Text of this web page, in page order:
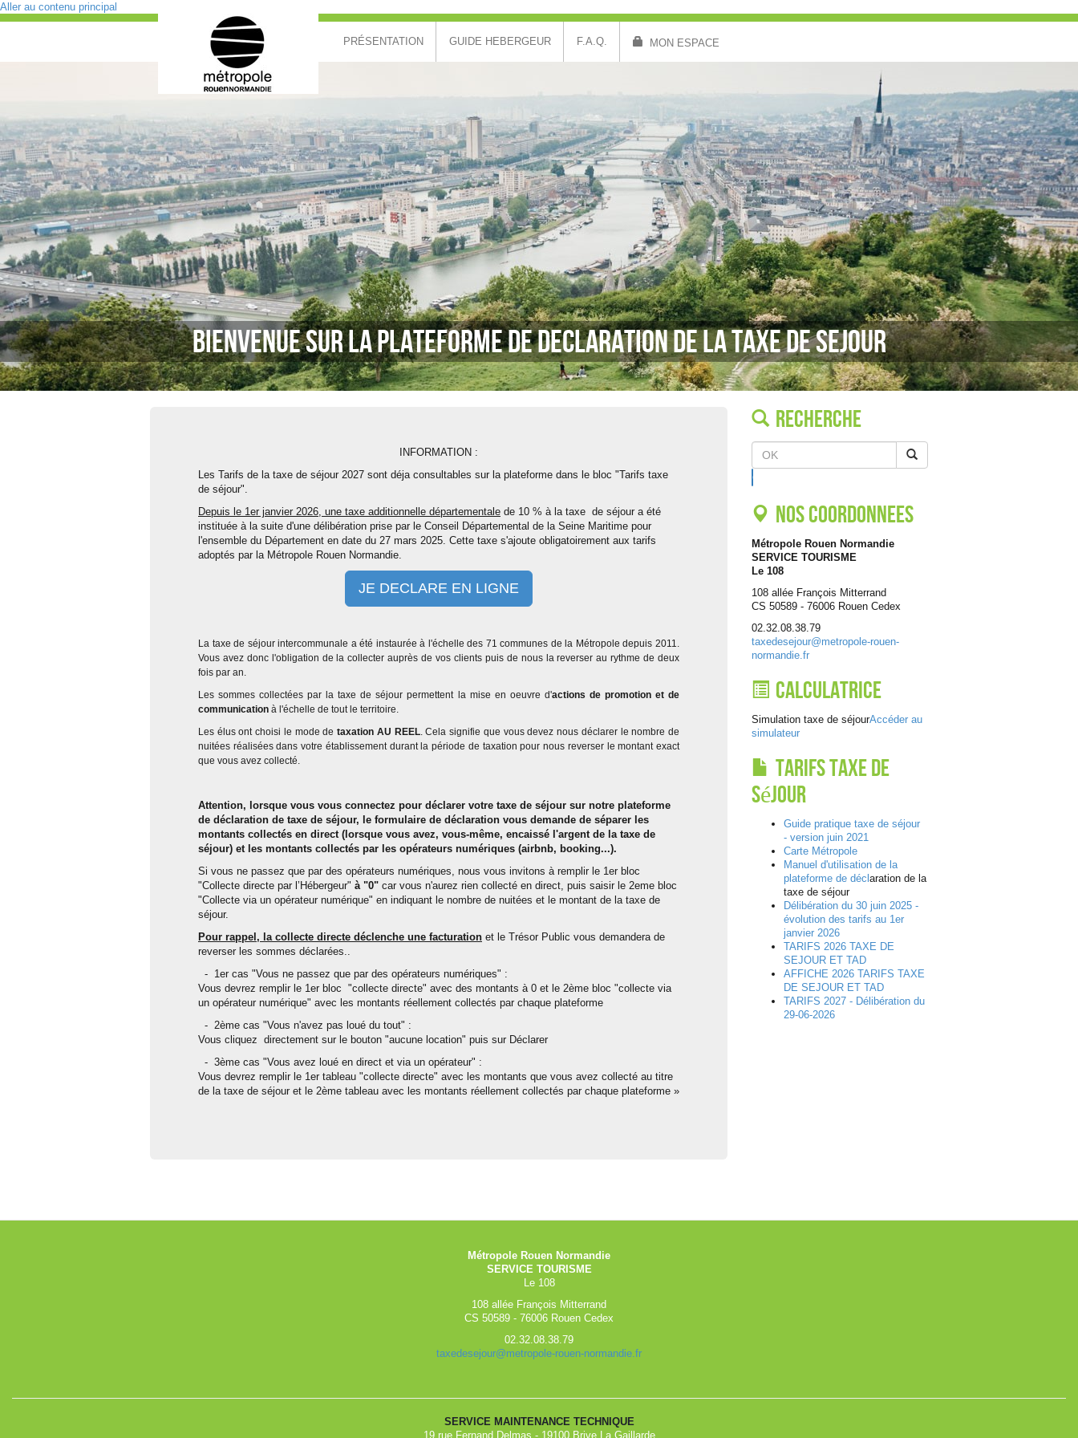
Aller au contenu principal
PRÉSENTATION GUIDE HEBERGEUR F.A.Q. MON ESPACE
BIENVENUE SUR LA PLATEFORME DE DECLARATION DE LA TAXE DE SEJOUR
INFORMATION :
Les Tarifs de la taxe de séjour 2027 sont déja consultables sur la plateforme dans le bloc "Tarifs taxe
de séjour".
Depuis le 1er janvier 2026, une taxe additionnelle départementale de 10 % à la taxe de séjour a été
instituée à la suite d'une délibération prise par le Conseil Départemental de la Seine Maritime pour
l'ensemble du Département en date du 27 mars 2025. Cette taxe s'ajoute obligatoirement aux tarifs
adoptés par la Métropole Rouen Normandie.
JE DECLARE EN LIGNE
La taxe de séjour intercommunale a été instaurée à l'échelle des 71 communes de la Métropole depuis 2011.
Vous avez donc l'obligation de la collecter auprès de vos clients puis de nous la reverser au rythme de deux
fois par an.
Les sommes collectées par la taxe de séjour permettent la mise en oeuvre d'actions de promotion et de
communication à l'échelle de tout le territoire.
Les élus ont choisi le mode detaxation AU REEL. Cela signifie que vous devez nous déclarer le nombre de
nuitées réalisées dans votre établissement durant la période de taxation pour nous reverser le montant exact
que vous avez collecté.
Attention, lorsque vous vous connectez pour déclarer votre taxe de séjour sur notre plateforme
de déclaration de taxe de séjour, le formulaire de déclaration vous demande de séparer les
montants collectés en direct (lorsque vous avez, vous-même, encaissé l'argent de la taxe de
séjour) et les montants collectés par les opérateurs numériques (airbnb, booking...).
Si vous ne passez que par des opérateurs numériques, nous vous invitons à remplir le 1er bloc
"Collecte directe par l’Hébergeur" à "0" car vous n'aurez rien collecté en direct, puis saisir le 2eme bloc
"Collecte via un opérateur numérique" en indiquant le nombre de nuitées et le montant de la taxe de
séjour.
Pour rappel, la collecte directe déclenche une facturation et le Trésor Public vous demandera de
reverser les sommes déclarées..
- 1er cas "Vous ne passez que par des opérateurs numériques" :
Vous devrez remplir le 1er bloc "collecte directe" avec des montants à 0 et le 2ème bloc "collecte via
un opérateur numérique" avec les montants réellement collectés par chaque plateforme
- 2ème cas "Vous n'avez pas loué du tout" :
Vous cliquez directement sur le bouton "aucune location" puis sur Déclarer
- 3ème cas "Vous avez loué en direct et via un opérateur" :
Vous devrez remplir le 1er tableau "collecte directe" avec les montants que vous avez collecté au titre
de la taxe de séjour et le 2ème tableau avec les montants réellement collectés par chaque plateforme »
Recherche
OK
Nos coordonnees
Métropole Rouen Normandie
SERVICE TOURISME
Le 108
108 allée François Mitterrand
CS 50589 - 76006 Rouen Cedex
02.32.08.38.79
taxedesejour@metropole-rouen-
normandie.fr
Calculatrice
Simulation taxe de séjourAccéder au
simulateur
Tarifs Taxe de
séjour
Guide pratique taxe de séjour
- version juin 2021
Carte Métropole
Manuel d'utilisation de la
plateforme de décl aration de la
taxe de séjour
Délibération du 30 juin 2025 -
évolution des tarifs au 1er
janvier 2026
TARIFS 2026 TAXE DE
SEJOUR ET TAD
AFFICHE 2026 TARIFS TAXE
DE SEJOUR ET TAD
TARIFS 2027 - Délibération du
29-06-2026
Métropole Rouen Normandie
SERVICE TOURISME
Le 108
108 allée François Mitterrand
CS 50589 - 76006 Rouen Cedex
02.32.08.38.79
taxedesejour@metropole-rouen-normandie.fr
SERVICE MAINTENANCE TECHNIQUE
19 rue Fernand Delmas - 19100 Brive La Gaillarde